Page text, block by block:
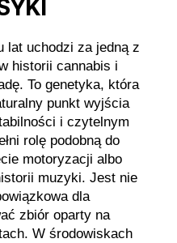
lat uchodzi za jedną z
historii cannabis i
To genetyka, która
punkt wyjścia
i czytelnym
rolę podobną do
motoryzacji albo
muzyki. Jest nie
dla
zbiór oparty na
W środowiskach